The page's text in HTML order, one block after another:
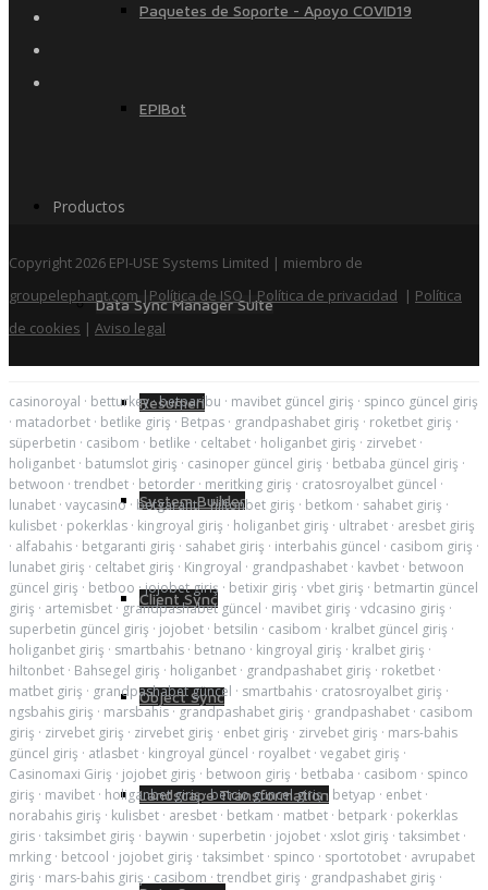
Paquetes de Soporte - Apoyo COVID19
EPIBot
Productos
Data Sync Manager Suite
Resumen
System Builder
Client Sync
Object Sync
Landscape Transformation
Copyright 2026 EPI-USE Systems Limited | miembro de
groupelephant.com | Política de ISO | Política de privacidad | Política
de cookies | Aviso legal
casinoroyal · betturkey·betparibu · mavibet güncel giriş · spinco güncel giriş
· matadorbet · betlike giriş · Betpas · grandpashabet giriş · roketbet giriş ·
süperbetin · casibom · betlike · celtabet · holiganbet giriş · zirvebet ·
holiganbet · batumslot giriş · casinoper güncel giriş · betbaba güncel giriş ·
betwoon · trendbet · betorder · meritking giriş · cratosroyalbet güncel ·
lunabet · vaycasino · betgaranti·hiltonbet giriş · betkom · sahabet giriş ·
kulisbet · pokerklas · kingroyal giriş · holiganbet giriş · ultrabet · aresbet giriş
· alfabahis · betgaranti giriş · sahabet giriş · interbahis güncel · casibom giriş ·
lunabet giriş · celtabet giriş · Kingroyal · grandpashabet · kavbet · betwoon
güncel giriş · betboo ·jojobet giriş · betixir giriş · vbet giriş · betmartin güncel
giriş · artemisbet · grandpashabet güncel · mavibet giriş · vdcasino giriş ·
superbetin güncel giriş · jojobet · betsilin · casibom · kralbet güncel giriş ·
holiganbet giriş · smartbahis · betnano · kingroyal giriş · kralbet giriş ·
hiltonbet · Bahsegel giriş · holiganbet · grandpashabet giriş · roketbet ·
matbet giriş · grandpashabet güncel · smartbahis · cratosroyalbet giriş ·
ngsbahis giriş · marsbahis·grandpashabet giriş · grandpashabet · casibom
giriş · zirvebet giriş · zirvebet giriş · enbet giriş · zirvebet giriş · mars-bahis
güncel giriş · atlasbet · kingroyal güncel · royalbet · vegabet giriş ·
Casinomaxi Giriş · jojobet giriş · betwoon giriş · betbaba · casibom · spinco
giriş · mavibet · holiganbet giriş·betcio güncel giriş· betyap · enbet ·
norabahis giriş · kulisbet · aresbet · betkam · matbet · betpark · pokerklas
giris · taksimbet giriş · baywin · superbetin · jojobet · xslot giriş · taksimbet ·
mrking · betcool · jojobet giriş · taksimbet · spinco · sportotobet · avrupabet
giriş · mars-bahis giriş · casibom · trendbet giriş · grandpashabet giriş ·